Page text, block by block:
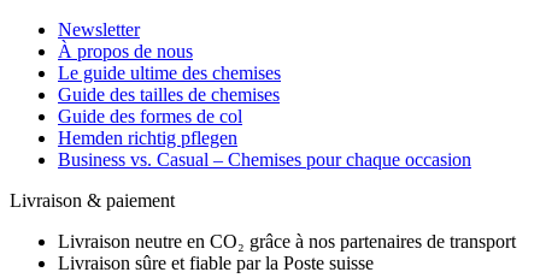
Newsletter
À propos de nous
Le guide ultime des chemises
Guide des tailles de chemises
Guide des formes de col
Hemden richtig pflegen
Business vs. Casual – Chemises pour chaque occasion
Livraison & paiement
Livraison neutre en CO₂ grâce à nos partenaires de transport
Livraison sûre et fiable par la Poste suisse